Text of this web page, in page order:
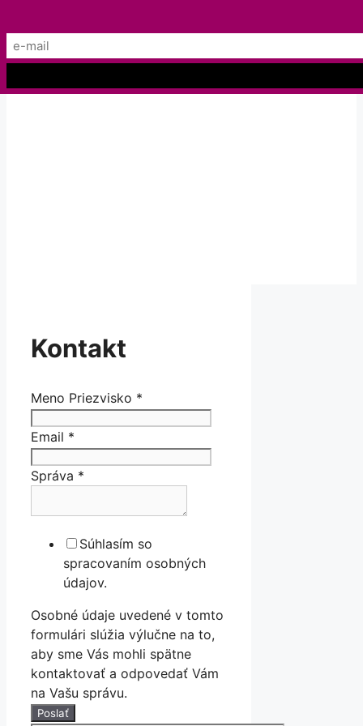
na
obsah
Kontakt
Meno Priezvisko *
Email *
Správa *
Súhlasím so
spracovaním osobných
údajov.
Osobné údaje uvedené v tomto
formulári slúžia výlučne na to,
aby sme Vás mohli spätne
kontaktovať a odpovedať Vám
na Vašu správu.
Poslať